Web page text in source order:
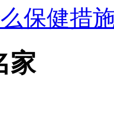
保健措
家